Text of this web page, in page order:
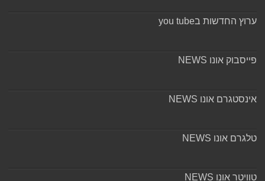
ערוץ החדשות בyou tube
פייסבוק אונו NEWS
אינסטגרם אונו NEWS
טלגרם אונו NEWS
טוויטר אונו NEWS